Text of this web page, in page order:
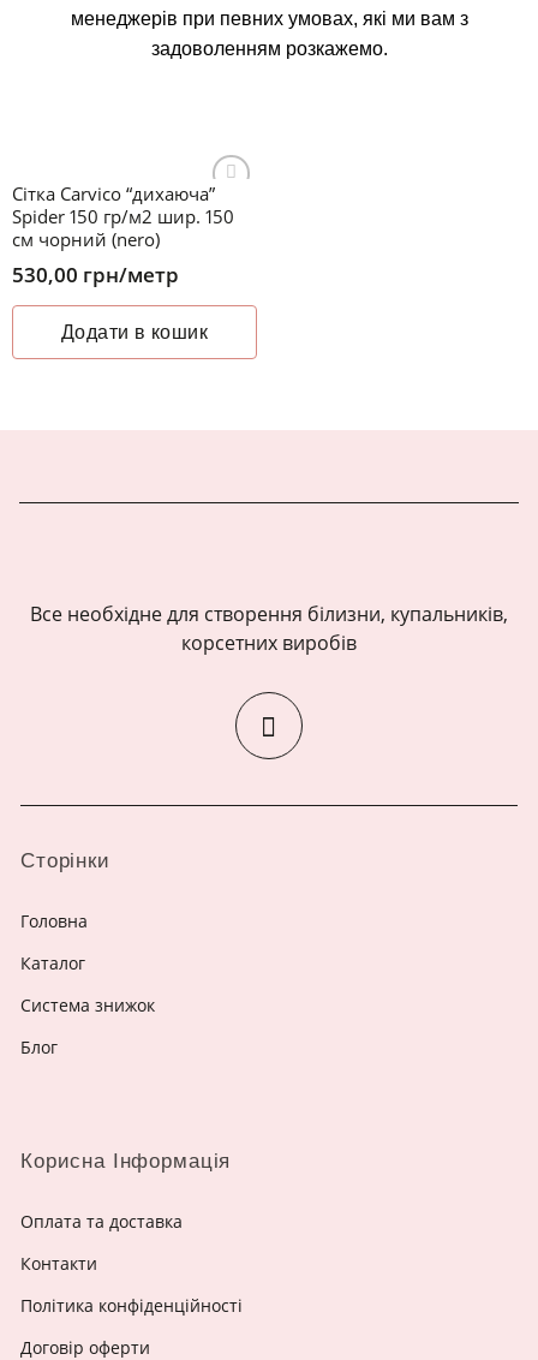
менеджерів при певних умовах, які ми вам з
задоволенням розкажемо.
Додати
до
Сітка Carvico “дихаюча”
Spider 150 гр/м2 шир. 150
см чорний (nero)
530,00 грн/метр
Додати в кошик
Все необхідне для створення білизни, купальників,
корсетних виробів
Сторінки
Головна
Каталог
Система знижок
Блог
Корисна Інформація
Оплата та доставка
Контакти
Політика конфіденційності
Договір оферти